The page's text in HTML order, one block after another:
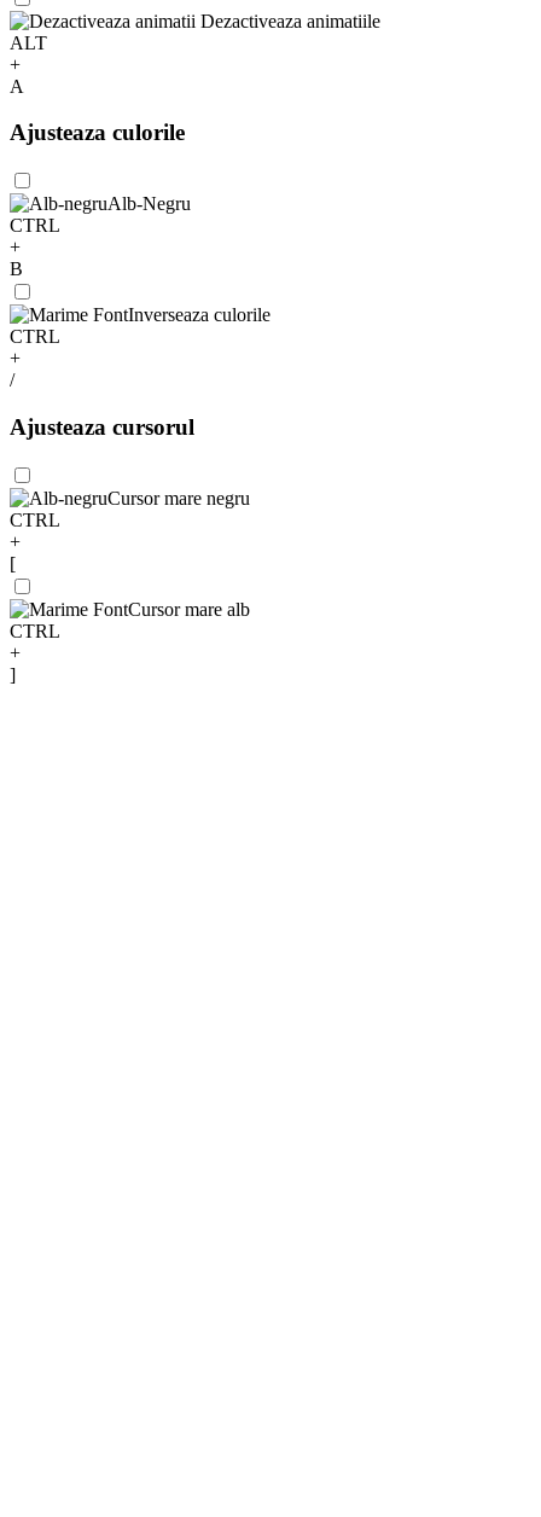
Dezactiveaza animatiile
ALT
+
A
Ajusteaza culorile
Alb-Negru
CTRL
+
B
Inverseaza culorile
CTRL
+
/
Ajusteaza cursorul
Cursor mare negru
CTRL
+
[
Cursor mare alb
CTRL
+
]